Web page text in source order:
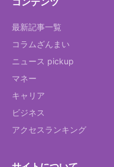
最新記事一覧
コラムざんまい
ニュース pickup
マネー
キャリア
ビジネス
アクセスランキング